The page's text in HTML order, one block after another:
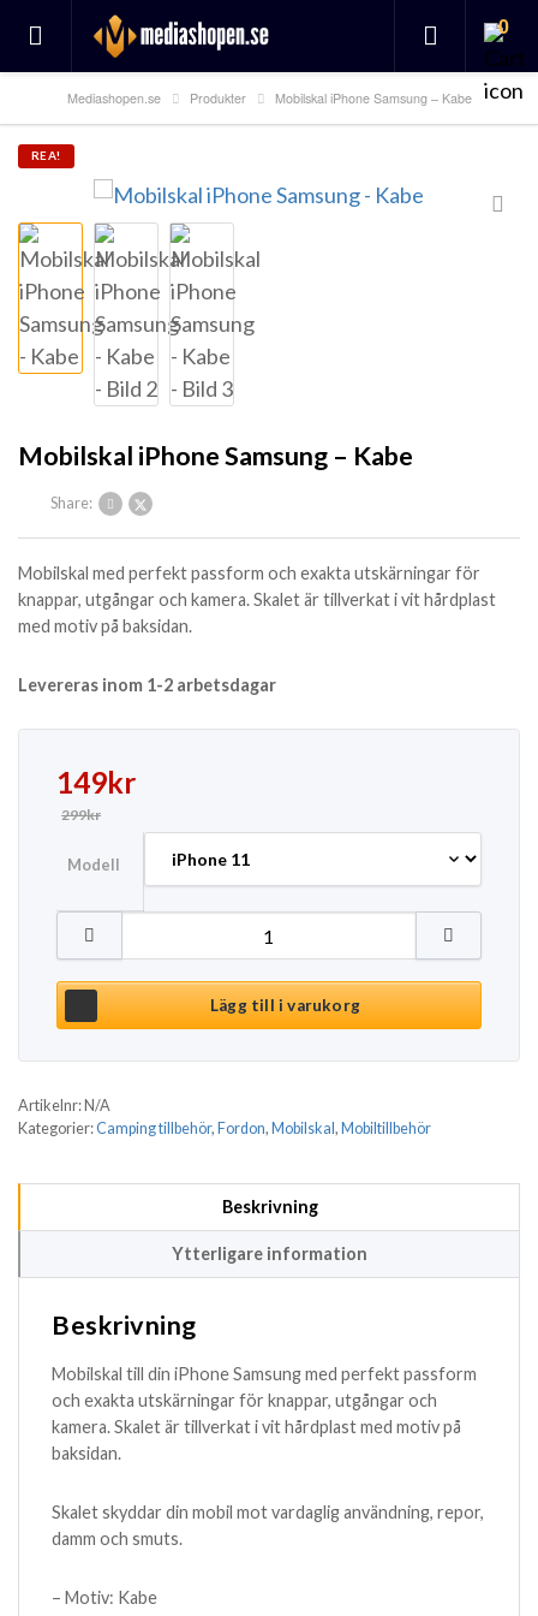
0
Mediashopen.se Produkter Mobilskal iPhone Samsung – Kabe
REA!
Mobilskal iPhone Samsung – Kabe
Share:
Mobilskal med perfekt passform och exakta utskärningar för
knappar, utgångar och kamera. Skalet är tillverkat i vit hårdplast
med motiv på baksidan.
Levereras inom 1-2 arbetsdagar
299kr
Det ursprungliga priset var: 299kr.
149kr
Det nuvarande priset är: 149kr.
Modell
Mobilskal iPhone Samsung - Kabe mängd
Lägg till i varukorg
Artikelnr:N/A
Kategorier:Camping tillbehör, Fordon, Mobilskal, Mobiltillbehör
Beskrivning
Ytterligare information
Beskrivning
Mobilskal till din iPhone Samsung med perfekt passform
och exakta utskärningar för knappar, utgångar och
kamera. Skalet är tillverkat i vit hårdplast med motiv på
baksidan.
Skalet skyddar din mobil mot vardaglig användning, repor,
damm och smuts.
– Motiv: Kabe